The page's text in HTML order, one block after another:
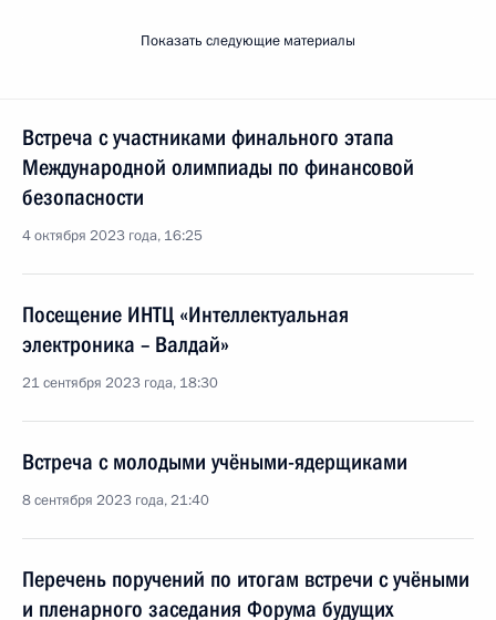
Показать следующие материалы
Встреча с участниками финального этапа
Международной олимпиады по финансовой
безопасности
4 октября 2023 года, 16:25
Посещение ИНТЦ «Интеллектуальная
электроника – Валдай»
21 сентября 2023 года, 18:30
Встреча с молодыми учёными-ядерщиками
8 сентября 2023 года, 21:40
Перечень поручений по итогам встречи с учёными
и пленарного заседания Форума будущих